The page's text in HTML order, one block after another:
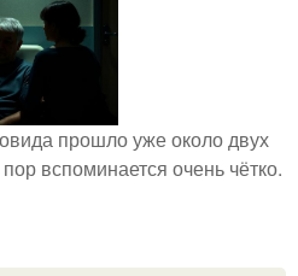
прошло уже около двух
вспоминается очень чётко.